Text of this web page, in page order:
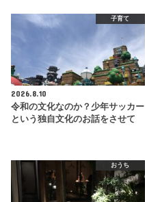
子育て
2026.8.10
令和の文化なのか？少年サッカー
という独自文化のお話をさせて
おうち